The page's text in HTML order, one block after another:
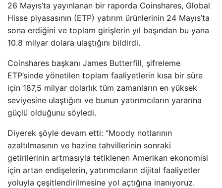
26 Mayıs’ta yayınlanan bir raporda Coinshares, Global
Hisse piyasasının (ETP) yatırım ürünlerinin 24 Mayıs’ta
sona erdiğini ve toplam girişlerin yıl başından bu yana
10.8 milyar dolara ulaştığını bildirdi.
Coinshares başkanı James Butterfill, şifreleme
ETP’sinde yönetilen toplam faaliyetlerin kısa bir süre
için 187,5 milyar dolarlık tüm zamanların en yüksek
seviyesine ulaştığını ve bunun yatırımcıların yararına
güçlü olduğunu söyledi.
Diyerek şöyle devam etti: “Moody notlarının
azaltılmasının ve hazine tahvillerinin sonraki
getirilerinin artmasıyla tetiklenen Amerikan ekonomisi
için artan endişelerin, yatırımcıların dijital faaliyetler
yoluyla çeşitlendirilmesine yol açtığına inanıyoruz.